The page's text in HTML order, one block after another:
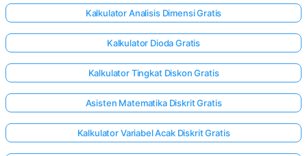
Kalkulator Analisis Dimensi Gratis
Kalkulator Dioda Gratis
Kalkulator Tingkat Diskon Gratis
Asisten Matematika Diskrit Gratis
Kalkulator Variabel Acak Diskrit Gratis